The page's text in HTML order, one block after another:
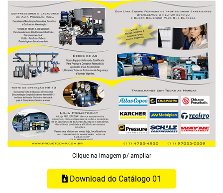
Clique na imagem p/ ampliar
Download do Catálogo 01